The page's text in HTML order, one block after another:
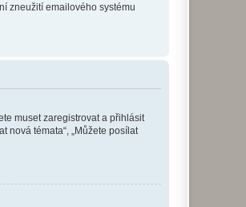
zneužití emailového systému
muset zaregistrovat a přihlásit
nová témata“, „Můžete posílat